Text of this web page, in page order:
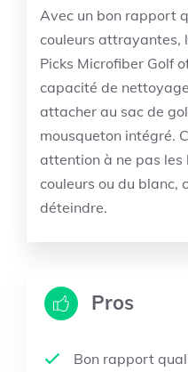
Avec un bon rapport
couleurs attrayantes,
Picks Microfiber Golf
capacité de
attacher au sac de
mousqueton intégré.
attention à ne pas les
couleurs ou du blanc,
déteindre.
Pros
Bon rapport